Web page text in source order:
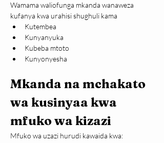
Wamama waliofunga mkanda wanaweza
kufanya kwa urahisi shughuli kama
Kutembea
Kunyanyuka
Kubeba mtoto
Kunyonyesha
Mkanda na mchakato
wa kusinyaa kwa
mfuko wa kizazi
Mfuko wa uzazi hurudi kawaida kwa: